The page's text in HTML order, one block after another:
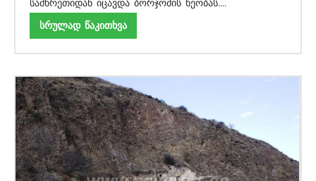
სამხრეთიდან იცავდა ბორჯომის ხეობას....
სრულად წაკითხვა